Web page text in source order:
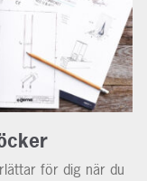
för dig när du